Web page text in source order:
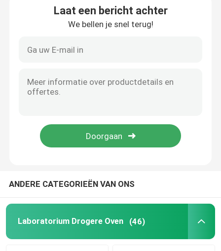
Thermostatische Incubator
Temperatuur Vochtigheid Kamer
Het laminaire Kabinet van de Luchtstroom
Biologisch Veiligheidskabinet
Laat een bericht achter
We bellen je snel terug!
ANDERE CATEGORIEËN VAN ONS
Laboratorium Drogere Oven (46)